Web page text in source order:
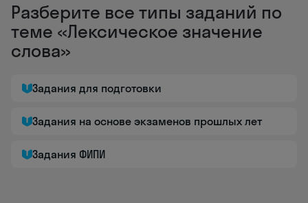
Разберите все типы заданий по
теме «Лексическое значение
слова»
Задания для подготовки
Задания на основе экзаменов прошлых лет
Задания ФИПИ